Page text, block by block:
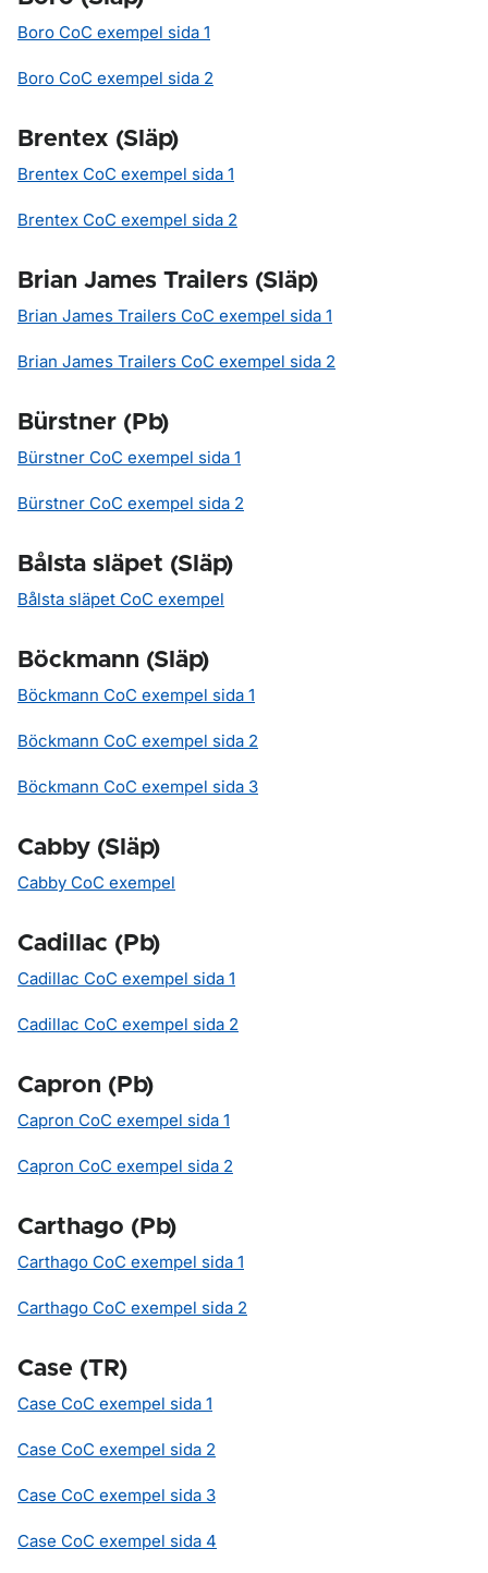
Boro CoC exempel sida 1
Boro CoC exempel sida 2
Brentex (Släp)
Brentex CoC exempel sida 1
Brentex CoC exempel sida 2
Brian James Trailers (Släp)
Brian James Trailers CoC exempel sida 1
Brian James Trailers CoC exempel sida 2
Bürstner (Pb)
Bürstner CoC exempel sida 1
Bürstner CoC exempel sida 2
Bålsta släpet (Släp)
Bålsta släpet CoC exempel
Böckmann (Släp)
Böckmann CoC exempel sida 1
Böckmann CoC exempel sida 2
Böckmann CoC exempel sida 3
Cabby (Släp)
Cabby CoC exempel
Cadillac (Pb)
Cadillac CoC exempel sida 1
Cadillac CoC exempel sida 2
Capron (Pb)
Capron CoC exempel sida 1
Capron CoC exempel sida 2
Carthago (Pb)
Carthago CoC exempel sida 1
Carthago CoC exempel sida 2
Case (TR)
Case CoC exempel sida 1
Case CoC exempel sida 2
Case CoC exempel sida 3
Case CoC exempel sida 4